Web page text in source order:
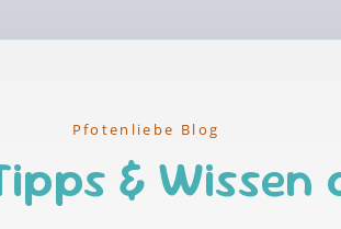
Pfotenliebe Blog
&